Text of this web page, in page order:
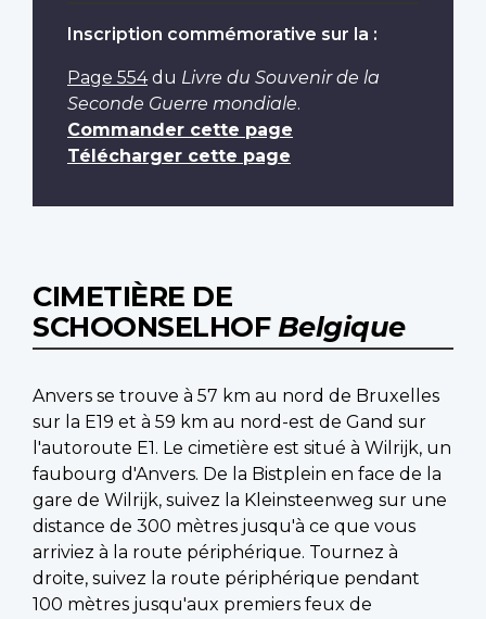
Inscription commémorative sur la :
Page 554du Livre du Souvenir de la
Seconde Guerre mondiale.
Commander cette page
Télécharger cette page
CIMETIÈRE DE
SCHOONSELHOF Belgique
Anvers se trouve à 57 km au nord de Bruxelles
sur la E19 et à 59 km au nord-est de Gand sur
l'autoroute E1. Le cimetière est situé à Wilrijk, un
faubourg d'Anvers. De la Bistplein en face de la
gare de Wilrijk, suivez la Kleinsteenweg sur une
distance de 300 mètres jusqu'à ce que vous
arriviez à la route périphérique. Tournez à
droite, suivez la route périphérique pendant
100 mètres jusqu'aux premiers feux de